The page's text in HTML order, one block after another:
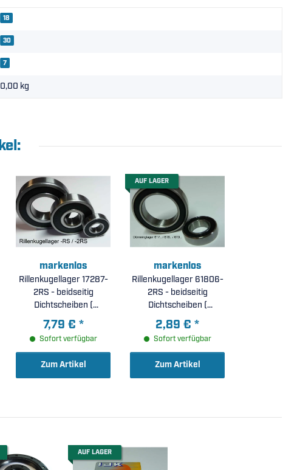
18
30
7
0,00 kg
markenlos
Rillenkugellager 17287-
2RS - beidseitig
Dichtscheiben (
17x28x7mm )
7,79 € *
Sofort verfügbar
Zum Artikel
AUF LAGER
markenlos
Rillenkugellager 61806-
2RS - beidseitig
Dichtscheiben (
30x42x7mm )
2,89 € *
Sofort verfügbar
Zum Artikel
AUF LAGER